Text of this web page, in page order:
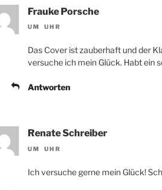
Frauke Porsche
UM UHR
Das Cover ist zauberhaft und der
versuche ich mein Glück. Habt ein
Antworten
Renate Schreiber
UM UHR
Ich versuche gerne mein Glück!